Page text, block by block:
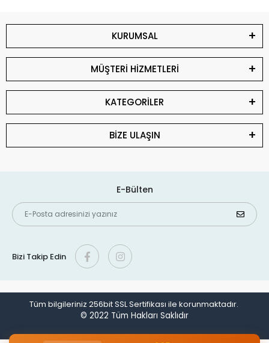
KURUMSAL
MÜŞTERİ HİZMETLERİ
KATEGORİLER
BİZE ULAŞIN
E-Bülten
Bizi Takip Edin
Tüm bilgileriniz 256bit SSL Sertifikası ile korunmaktadır.
© 2022 Tüm Hakları Saklıdır